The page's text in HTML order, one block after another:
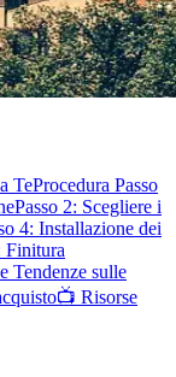
TeProcedura Passo
Passo 2: Scegliere i
4: Installazione dei
Finitura
Tendenze sulle
📺 Risorse